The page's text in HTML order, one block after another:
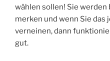
wählen sollen! Sie werden
merken und wenn Sie
verneinen, dann
gut.